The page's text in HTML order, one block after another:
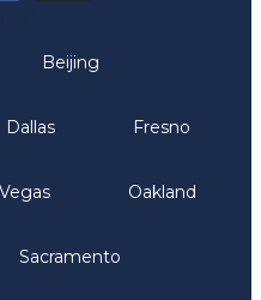
Beijing
Dallas Fresno
Oakland
Sacramento